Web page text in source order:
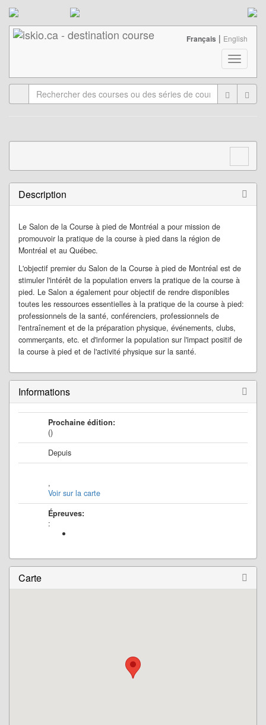
T
o
g
l
a
i
t
Français | English
Description
Le Salon de la Course à pied de Montréal a pour mission de
promouvoir la pratique de la course à pied dans la région de
Montréal et au Québec.
L'objectif premier du Salon de la Course à pied de Montréal est de
stimuler l'intérêt de la population envers la pratique de la course à
pied. Le Salon a également pour objectif de rendre disponibles
toutes les ressources essentielles à la pratique de la course à pied:
professionnels de la santé, conférenciers, professionnels de
l'entraînement et de la préparation physique, événements, clubs,
commerçants, etc. et d'informer la population sur l'impact positif de
la course à pied et de l'activité physique sur la santé.
Informations
Prochaine édition:
()
Depuis
,
Voir sur la carte
Épreuves:
:
Carte